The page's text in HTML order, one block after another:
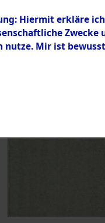
Hiermit erkläre
nutze. Mir ist